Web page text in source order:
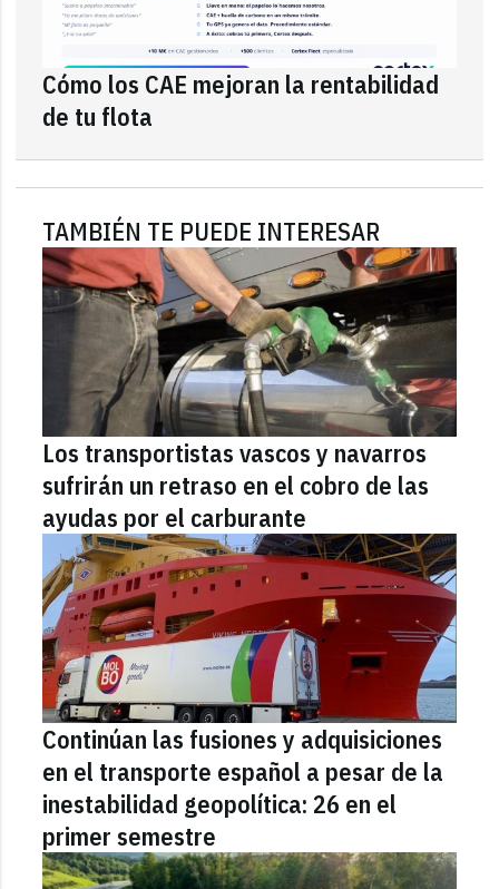
Cómo los CAE mejoran la rentabilidad
de tu flota
TAMBIÉN TE PUEDE INTERESAR
Los transportistas vascos y navarros
sufrirán un retraso en el cobro de las
ayudas por el carburante
Continúan las fusiones y adquisiciones
en el transporte español a pesar de la
inestabilidad geopolítica: 26 en el
primer semestre